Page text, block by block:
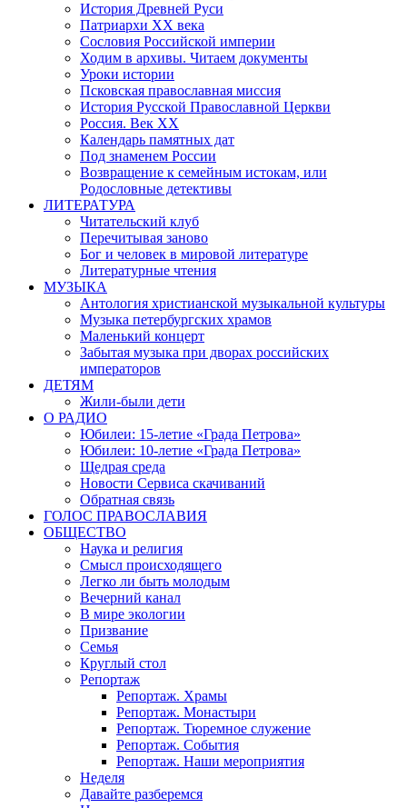
История Древней Руси
Патриархи XX века
Сословия Российской империи
Ходим в архивы. Читаем документы
Уроки истории
Псковская православная миссия
История Русской Православной Церкви
Россия. Век ХХ
Календарь памятных дат
Под знаменем России
Возвращение к семейным истокам, или
Родословные детективы
ЛИТЕРАТУРА
Читательский клуб
Перечитывая заново
Бог и человек в мировой литературе
Литературные чтения
МУЗЫКА
Антология христианской музыкальной культуры
Музыка петербургских храмов
Маленький концерт
Забытая музыка при дворах российских
императоров
ДЕТЯМ
Жили-были дети
О РАДИО
Юбилеи: 15-летие «Града Петрова»
Юбилеи: 10-летие «Града Петрова»
Щедрая среда
Новости Сервиса скачиваний
Обратная связь
ГОЛОС ПРАВОСЛАВИЯ
ОБЩЕСТВО
Наука и религия
Смысл происходящего
Легко ли быть молодым
Вечерний канал
В мире экологии
Призвание
Семья
Круглый стол
Репортаж
Репортаж. Храмы
Репортаж. Монастыри
Репортаж. Тюремное служение
Репортаж. События
Репортаж. Наши мероприятия
Неделя
Давайте разберемся